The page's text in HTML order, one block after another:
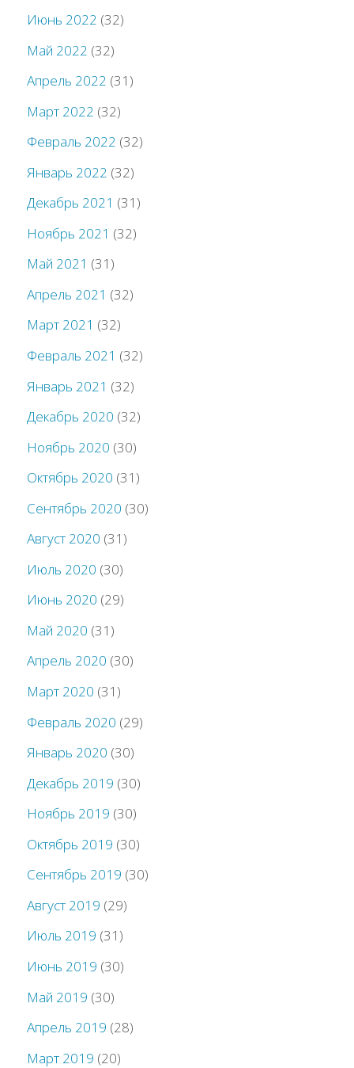
Июнь 2022 (32)
Май 2022 (32)
Апрель 2022 (31)
Март 2022 (32)
Февраль 2022 (32)
Январь 2022 (32)
Декабрь 2021 (31)
Ноябрь 2021 (32)
Май 2021 (31)
Апрель 2021 (32)
Март 2021 (32)
Февраль 2021 (32)
Январь 2021 (32)
Декабрь 2020 (32)
Ноябрь 2020 (30)
Октябрь 2020 (31)
Сентябрь 2020 (30)
Август 2020 (31)
Июль 2020 (30)
Июнь 2020 (29)
Май 2020 (31)
Апрель 2020 (30)
Март 2020 (31)
Февраль 2020 (29)
Январь 2020 (30)
Декабрь 2019 (30)
Ноябрь 2019 (30)
Октябрь 2019 (30)
Сентябрь 2019 (30)
Август 2019 (29)
Июль 2019 (31)
Июнь 2019 (30)
Май 2019 (30)
Апрель 2019 (28)
Март 2019 (20)